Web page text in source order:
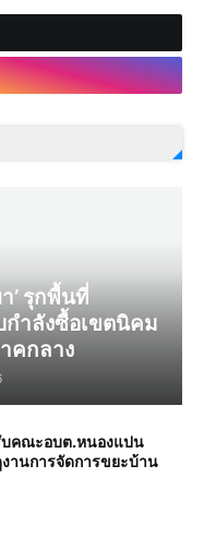
’ รุกพื้นที่
กำลังซื้อเขตนิคม
คกลาง
คณะอบต.หนองแปน
านการจัดการขยะบ้าน